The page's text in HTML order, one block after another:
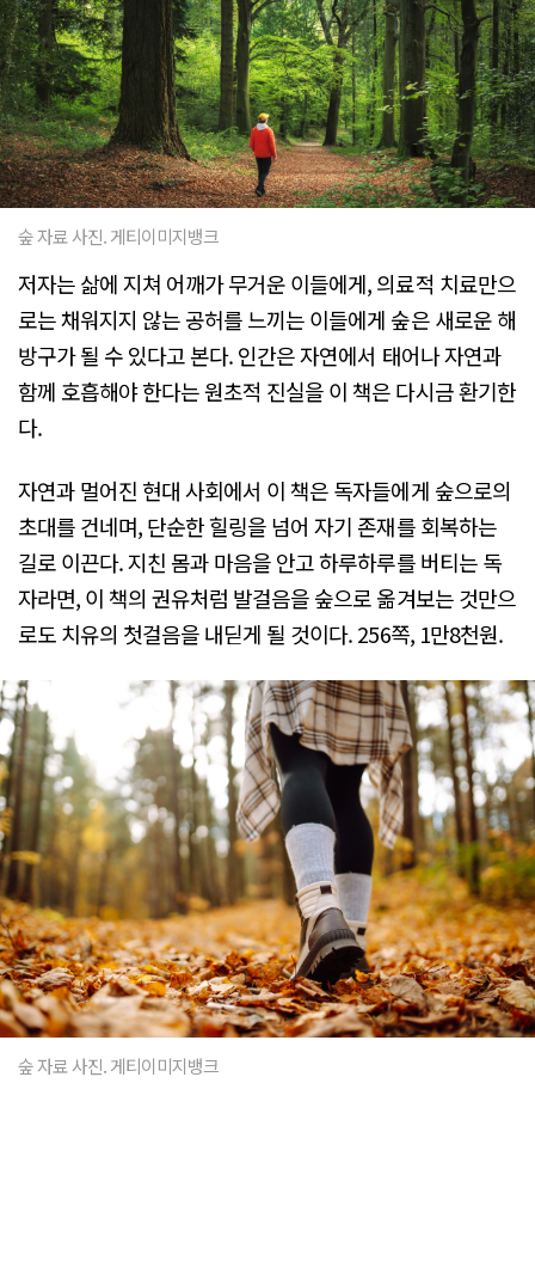
숲 자료 사진. 게티이미지뱅크
저자는 삶에 지쳐 어깨가 무거운 이들에게, 의료적 치료만으
로는 채워지지 않는 공허를 느끼는 이들에게 숲은 새로운 해
방구가 될 수 있다고 본다. 인간은 자연에서 태어나 자연과
함께 호흡해야 한다는 원초적 진실을 이 책은 다시금 환기한
다.
자연과 멀어진 현대 사회에서 이 책은 독자들에게 숲으로의
초대를 건네며, 단순한 힐링을 넘어 자기 존재를 회복하는
길로 이끈다. 지친 몸과 마음을 안고 하루하루를 버티는 독
자라면, 이 책의 권유처럼 발걸음을 숲으로 옮겨보는 것만으
로도 치유의 첫걸음을 내딛게 될 것이다. 256쪽, 1만8천원.
숲 자료 사진. 게티이미지뱅크